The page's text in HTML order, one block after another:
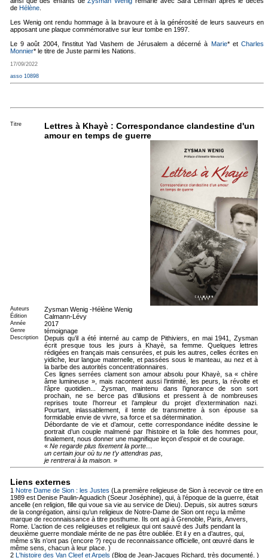
de Hélène
Les Wenig ont rendu hommage à la bravoure et à la générosité de leurs sauveurs en
apposant une plaque commémorative sur leur tombe en 1997.
Le 9 août 2004, l'institut Yad Vashem de Jérusalem a décerné à Marie* etCharles
Monnier* le titre de Juste parmi les Nations.
17/09/2022
asso 10898
Titre
Lettres à Khayè : Correspondance clandestine d'un
amour en temps de guerre
Auteurs Zysman Wenig -Hélène Wenig
Édition Calmann-Lévy
Année 2017
Genre témoignage
Description
Depuis qu’il a été interné au camp de Pithiviers, en mai 1941, Zysman
écrit presque tous les jours à Khayè, sa femme. Quelques lettres
rédigées en français mais censurées, et puis les autres, celles écrites en
yidiche, leur langue maternelle, et passées sous le manteau, au nez et à
la barbe des autorités concentrationnaires.
Ces lignes serrées clament son amour absolu pour Khayè, sa « chère
âme lumineuse », mais racontent aussi l’intimité, les peurs, la révolte et
l’âpre quotidien... Zysman, maintenu dans l’ignorance de son sort
prochain, ne se berce pas d’illusions et pressent à de nombreuses
reprises toute l’horreur et l’ampleur du projet d’extermination nazi.
Pourtant, inlassablement, il tente de transmettre à son épouse sa
formidable envie de vivre, sa force et sa détermination.
Débordante de vie et d’amour, cette correspondance inédite dessine le
portrait d’un couple malmené par l’histoire et la folie des hommes pour,
finalement, nous donner une magnifique leçon d’espoir et de courage.
« Ne regarde plus fixement la porte…
un certain jour où tu ne t’y attendras pas,
je rentrerai à la maison. »
Liens externes
1 Notre Dame de Sion : les Justes (La première religieuse de Sion à recevoir ce titre en
1989 est Denise Paulin-Aguadich (Soeur Joséphine), qui, à l’époque de la guerre, était
ancelle (en religion, fille qui voue sa vie au service de Dieu). Depuis, six autres sœurs
de la congrégation, ainsi qu’un religieux de Notre-Dame de Sion ont reçu la même
marque de reconnaissance à titre posthume. Ils ont agi à Grenoble, Paris, Anvers,
Rome. L’action de ces religieuses et religieux qui ont sauvé des Juifs pendant la
deuxième guerre mondiale mérite de ne pas être oubliée. Et il y en a d’autres, qui,
même s’ils n’ont pas (encore ?) reçu de reconnaissance officielle, ont œuvré dans le
même sens, chacun à leur place. )
2 L'histoire des Van Cleef et Arpels (Blog de Jean-Jacques Richard, très documenté. )